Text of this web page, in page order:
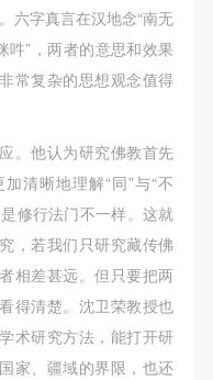
六字真言在汉地念“南无
吽”，两者的意思和效果
常复杂的思想观念值得
。他认为研究佛教首先
清晰地理解“同”与“不
修行法门不一样。这就
，若我们只研究藏传佛
相差甚远。但只要把两
得清楚。沈卫荣教授也
术研究方法，能打开研
家、疆域的界限，也还